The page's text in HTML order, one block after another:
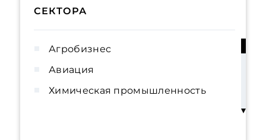
задолженности
Международная торговля
Услуги для владельцев бизнеса и
СЕКТОРА
Агробизнес
Авиация
Химическая промышленность